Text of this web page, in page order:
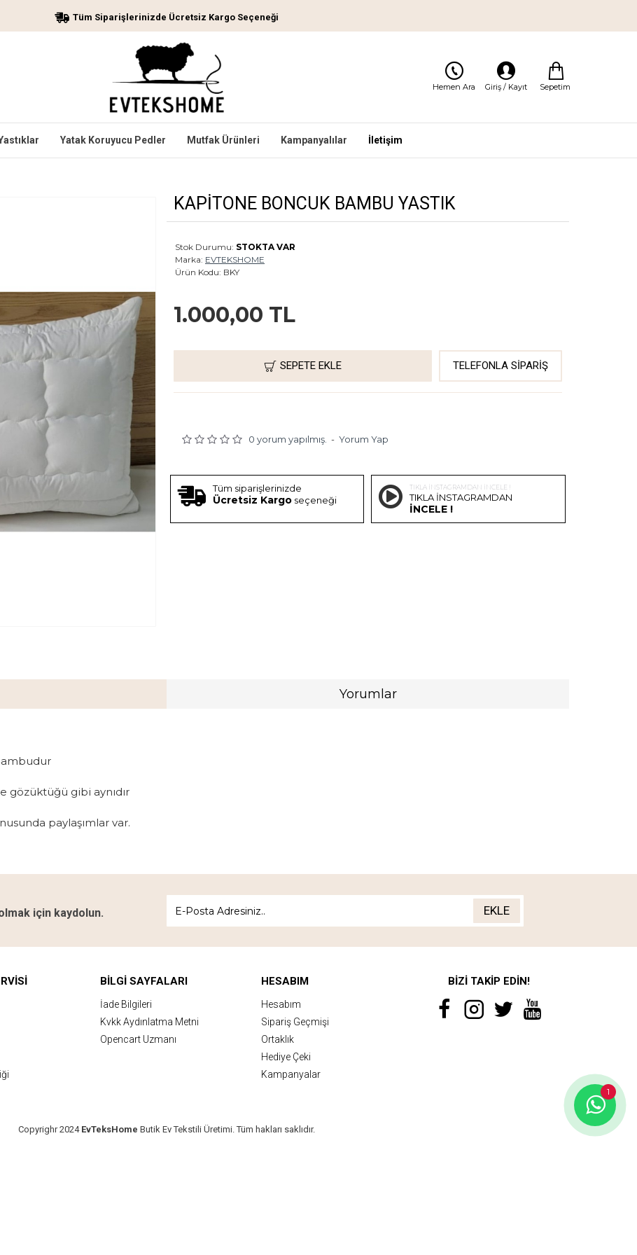
Tüm Siparişlerinizde Ücretsiz Kargo Seçeneği
Hemen Ara Giriş / Kayıt Sepetim
Yatak Koruyucu Pedler Mutfak Ürünleri Kampanyalılar İletişim
KAPİTONE BONCUK BAMBU YASTIK
Stok Durumu: STOKTA VAR
Marka: EVTEKSHOME
Ürün Kodu: BKY
0 yorum yapılmış. - Yorum Yap
1.000,00 TL
SEPETE EKLE TELEFONLA SIPARIŞ
Tüm siparişlerinizde
Ücretsiz Kargo seçeneği
TIKLA İNSTAGRAMDAN İNCELE !
TIKLA İNSTAGRAMDAN
İNCELE !
Yorumlar
gözüktüğü gibi aynıdır
paylaşımlar var.
için kaydolun. EKLE
BILGI SAYFALARI
İade Bilgileri
Kvkk Aydınlatma Metni
Opencart Uzmanı
HESABIM
Hesabım
Sipariş Geçmişi
Ortaklık
Hediye Çeki
Kampanyalar
BİZİ TAKİP EDİN!
Copyrighr 2024 EvTeksHome Butik Ev Tekstili Üretimi. Tüm hakları saklıdır.
1